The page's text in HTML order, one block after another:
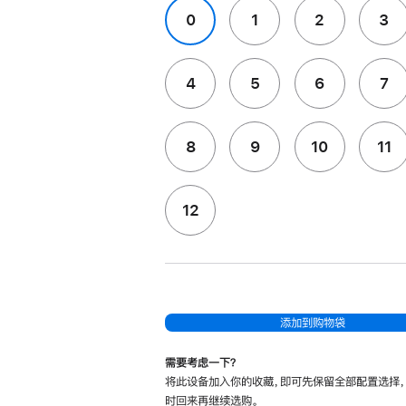
0 1 2 3
4 5 6 7
8 9 10 11
12
添加到购物袋
需要考虑一下？
将此设备加入你的收藏，即可先保留全部配置选择
时回来再继续选购。